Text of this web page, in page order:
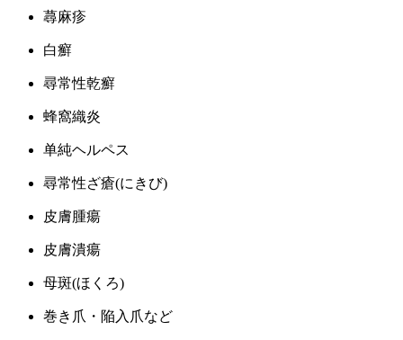
蕁麻疹
白癬
尋常性乾癬
蜂窩織炎
单純ヘルペス
尋常性ざ瘡(にきび)
皮膚腫瘍
皮膚潰瘍
母斑(ほくろ)
巻き爪・陥入爪など